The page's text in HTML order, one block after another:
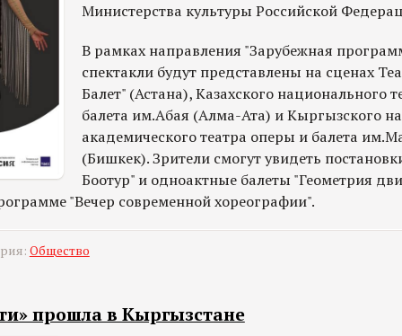
Министерства культуры Российской
В рамках направления "Зарубежная
спектакли будут представлены на сценах
Балет" (Астана), Казахского национального
балета им.Абая (Алма-Ата) и Кыргызского
академического театра оперы и балета
(Бишкек). Зрители смогут увидеть
Боотур" и одноактные балеты "Геометрия
"Вечер современной хореографии".
Общество
прошла в Кыргызстане